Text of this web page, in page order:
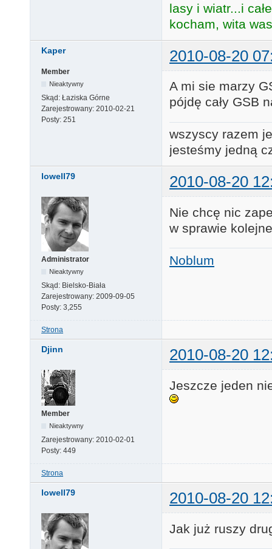
lasy i wiatr...i
kocham, wita
Kaper 2010-08-20
Member
Nieaktywny
Skąd: Łaziska Górne
Zarejestrowany: 2010-02-21
Posty: 251
A mi sie marzy
pójdę cały GSB
wszyscy razem
jesteśmy jedną
lowell79 2010-08-20
Administrator
Nieaktywny
Skąd: Bielsko-Biała
Zarejestrowany: 2009-09-05
Posty: 3,255
Nie chcę nic
w sprawie
Noblum
Strona
Djinn 2010-08-20
Member
Nieaktywny
Zarejestrowany: 2010-02-01
Posty: 449
Jeszcze jeden
Strona
lowell79 2010-08-20
Jak już ruszy